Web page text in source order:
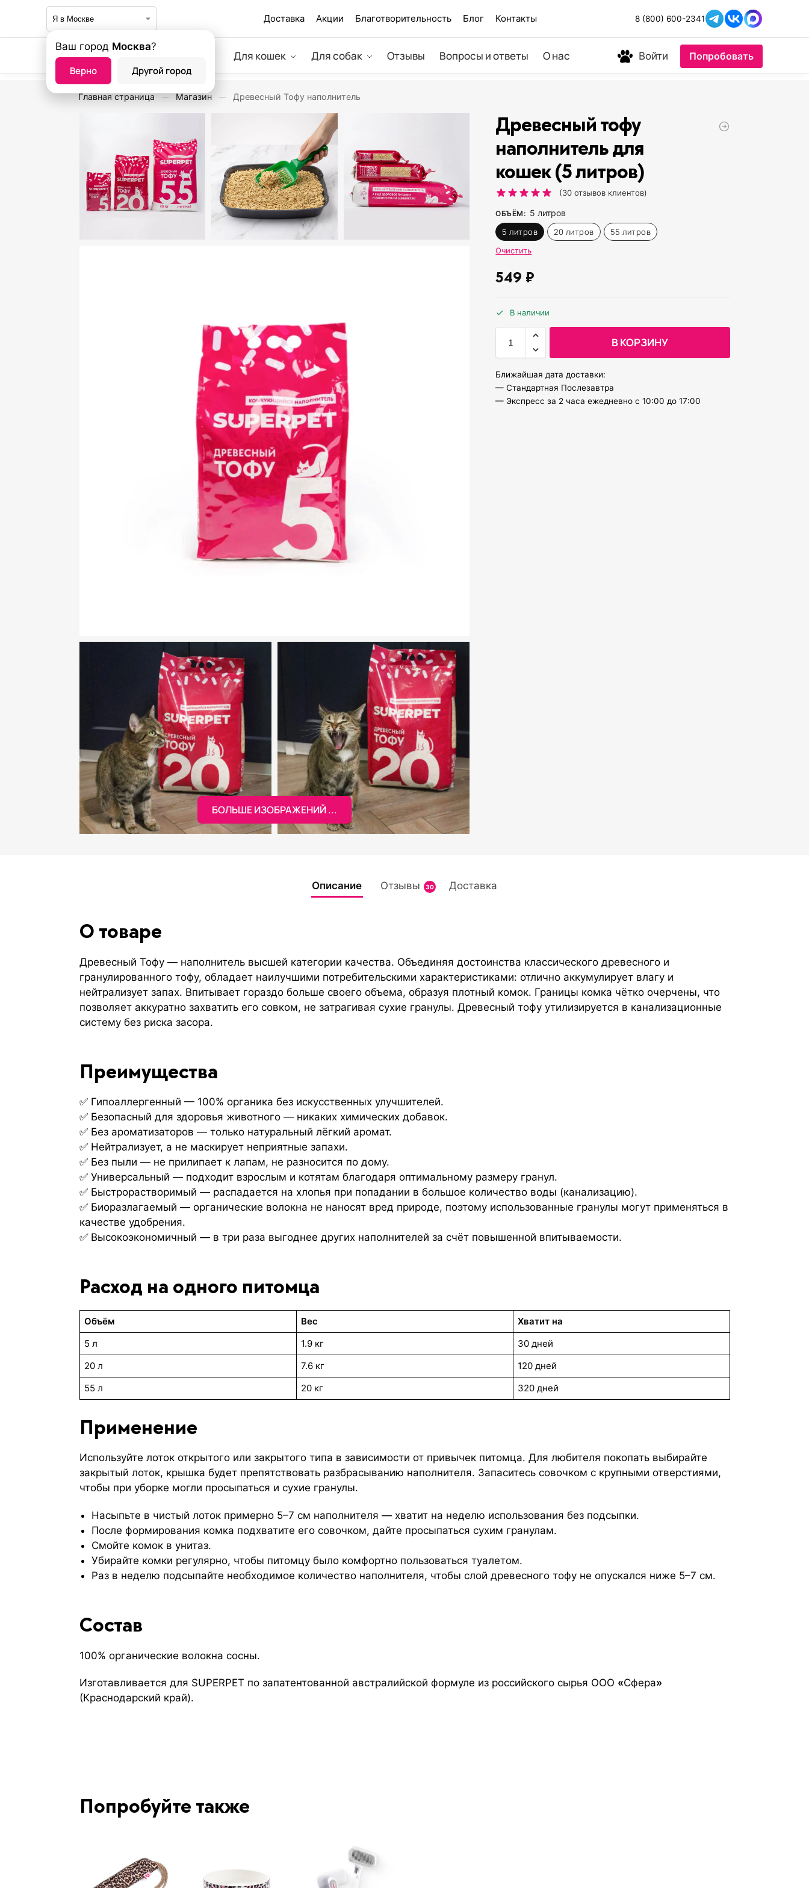
Доставка Акции Благотворительность Блог Контакты 8 (800) 600-2341
Для кошек Для собак Отзывы Вопросы и ответы О нас Войти Попробовать
Главная страница — Магазин — Древесный Тофу наполнитель
БОЛЬШЕ ИЗОБРАЖЕНИЙ ...
Древесный тофу
наполнитель для
кошек (5 литров)
(30 отзывов клиентов)
ОБЪЁМ : 5 литров
5 литров 20 литров 55 литров
Очистить
549 ₽
В наличии
В КОРЗИНУ
Ближайшая дата доставки:
— Стандартная Послезавтра
— Экспресс за 2 часа ежедневно с 10:00 до 17:00
Описание Отзывы 30 Доставка
О товаре
Древесный Тофу — наполнитель высшей категории качества. Объединяя достоинства классического древесного и
гранулированного тофу, обладает наилучшими потребительскими характеристиками: отлично аккумулирует влагу и
нейтрализует запах. Впитывает гораздо больше своего объема, образуя плотный комок. Границы комка чётко очерчены, что
позволяет аккуратно захватить его совком, не затрагивая сухие гранулы. Древесный тофу утилизируется в канализационные
систему без риска засора.
Преимущества
✅ Гипоаллергенный — 100% органика без искусственных улучшителей.
✅ Безопасный для здоровья животного — никаких химических добавок.
✅ Без ароматизаторов — только натуральный лёгкий аромат.
✅ Нейтрализует, а не маскирует неприятные запахи.
✅ Без пыли — не прилипает к лапам, не разносится по дому.
✅ Универсальный — подходит взрослым и котятам благодаря оптимальному размеру гранул.
✅ Быстрорастворимый — распадается на хлопья при попадании в большое количество воды (канализацию).
✅ Биоразлагаемый — органические волокна не наносят вред природе, поэтому использованные гранулы могут применяться в
качестве удобрения.
✅ Высокоэкономичный — в три раза выгоднее других наполнителей за счёт повышенной впитываемости.
Расход на одного питомца
Объём Вес
Хватит на
5 л
1.9 кг
30 дней
20 л
7.6 кг
120 дней
55 л
20 кг 320 дней
Применение
Используйте лоток открытого или закрытого типа в зависимости от привычек питомца. Для любителя покопать выбирайте
закрытый лоток, крышка будет препятствовать разбрасыванию наполнителя. Запаситесь совочком с крупными отверстиями,
чтобы при уборке могли просыпаться и сухие гранулы.
Насыпьте в чистый лоток примерно 5–7 см наполнителя — хватит на неделю использования без подсыпки.
После формирования комка подхватите его совочком, дайте просыпаться сухим гранулам.
Смойте комок в унитаз.
Убирайте комки регулярно, чтобы питомцу было комфортно пользоваться туалетом.
Раз в неделю подсыпайте необходимое количество наполнителя, чтобы слой древесного тофу не опускался ниже 5–7 см.
Состав
100% органические волокна сосны.
Изготавливается для SUPERPET по запатентованной австралийской формуле из российского сырья ООО «Сфера»
(Краснодарский край).
Попробуйте также
Ваш город Москва?
Верно Другой город